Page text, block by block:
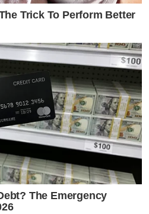
Trick To Perform Better
The Emergency